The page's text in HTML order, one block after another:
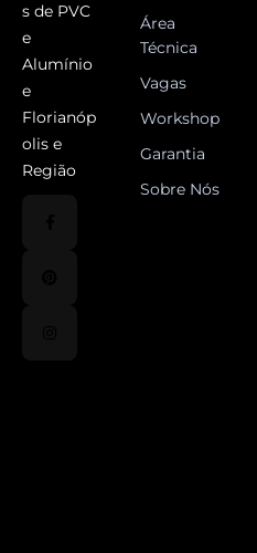
s de PVC
e
Alumínio
e
Florianóp
olis e
Região
Área
Técnica
Vagas
Workshop
Garantia
Sobre Nós